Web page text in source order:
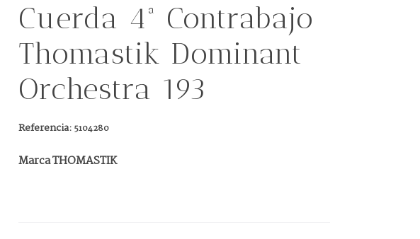
Cuerda 4ª Contrabajo
Thomastik Dominant
Orchestra 193
Referencia:5104280
Marca THOMASTIK